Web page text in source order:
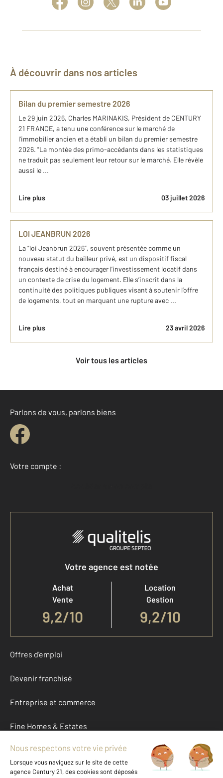
À découvrir dans nos articles
Bilan du premier semestre 2026
Le 29 juin 2026, Charles MARINAKIS, Président de CENTURY
21 FRANCE, a tenu une conférence sur le marché de
l'immobilier ancien et a établi un bilan du premier semestre
2026. "La montée des primo-accédants dans les statistiques
ne traduit pas seulement leur retour sur le marché. Elle révèle
aussi le ...
Lire plus 03 juillet 2026
LOI JEANBRUN 2026
La “loi Jeanbrun 2026”, souvent présentée comme un
nouveau statut du bailleur privé, est un dispositif fiscal
français destiné à encourager l’investissement locatif dans
un contexte de crise du logement. Elle s’inscrit dans la
continuité des politiques publiques visant à soutenir l’offre
de logements, tout en marquant une rupture avec ...
Lire plus 23 avril 2026
Voir tous les articles
Parlons de vous, parlons biens
Votre compte :
Accéder à mon compte
Votre agence est notée
Achat
Vente
9,2/10
Location
Gestion
9,2/10
Offres d'emploi
Devenir franchisé
Entreprise et commerce
Fine Homes & Estates
À propos
International